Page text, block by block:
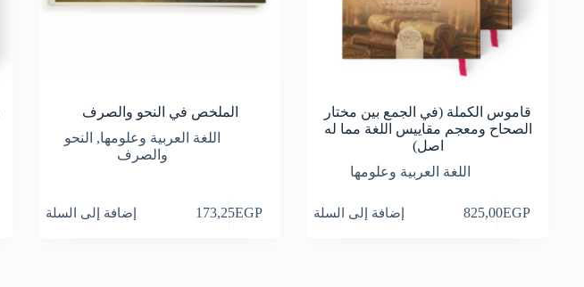
قاموس الكملة (في الجمع بين مختار
الصحاح ومعجم مقاييس اللغة مما له
اصل)
اللغة العربية وعلومها
825,00EGP إضافة إلى السلة
الملخص في النحو والصرف
اللغة العربية وعلومها, النحو
والصرف
173,25EGP إضافة إلى السلة